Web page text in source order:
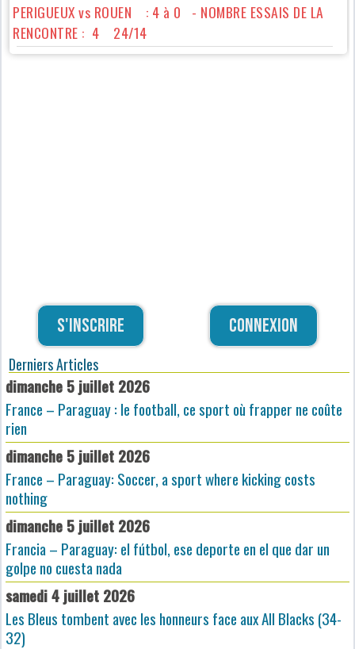
PERIGUEUX vs ROUEN : 4 à 0 - NOMBRE ESSAIS DE LA
RENCONTRE : 4 24/14
S'inscrire Connexion
Derniers Articles
dimanche 5 juillet 2026
France – Paraguay : le football, ce sport où frapper ne coûte
rien
dimanche 5 juillet 2026
France – Paraguay: Soccer, a sport where kicking costs
nothing
dimanche 5 juillet 2026
Francia – Paraguay: el fútbol, ese deporte en el que dar un
golpe no cuesta nada
samedi 4 juillet 2026
Les Bleus tombent avec les honneurs face aux All Blacks (34-
32)